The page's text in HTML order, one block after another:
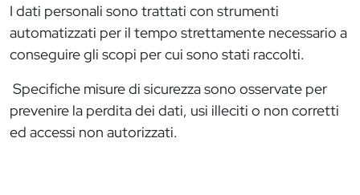
I dati personali sono trattati con strumenti
automatizzati per il tempo strettamente necessario a
conseguire gli scopi per cui sono stati raccolti.
Specifiche misure di sicurezza sono osservate per
prevenire la perdita dei dati, usi illeciti o non corretti
ed accessi non autorizzati.